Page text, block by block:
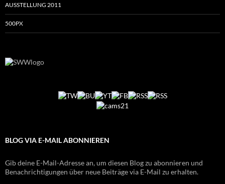
AUSSTELLUNG 2011
500PX
BLOG VIA E-MAIL ABONNIEREN
Gib deine E-Mail-Adresse an, um diesen Blog zu abonnieren und
Benachrichtigungen über neue Beiträge via E-Mail zu erhalten.